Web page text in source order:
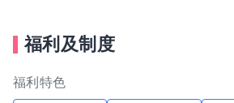
福利及制度
福利特色